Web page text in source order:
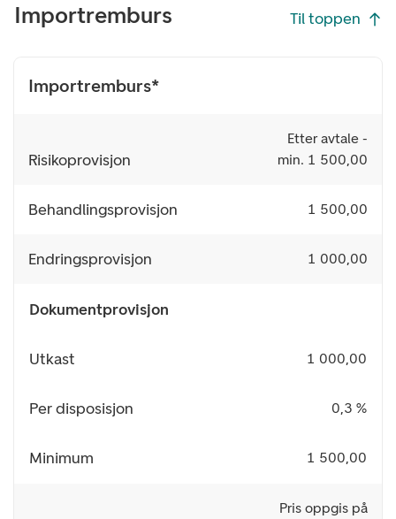
Importremburs Til toppen
Importremburs*
Risikoprovisjon
Etter avtale -
min. 1 500,00
Behandlingsprovisjon 1 500,00
Endringsprovisjon 1 000,00
Dokumentprovisjon
Utkast 1 000,00
Per disposisjon 0,3 %
Minimum 1 500,00
Pris oppgis på